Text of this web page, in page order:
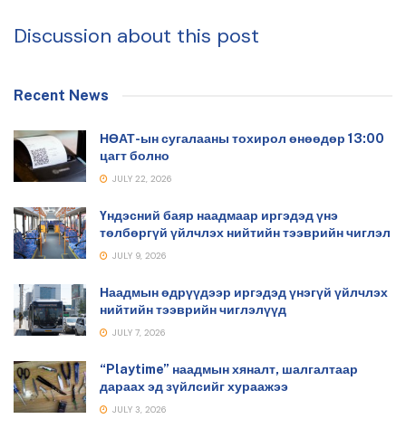
Discussion about this post
Recent News
НӨАТ-ын сугалааны тохирол өнөөдөр 13:00
цагт болно
JULY 22, 2026
Үндэсний баяр наадмаар иргэдэд үнэ
төлбөргүй үйлчлэх нийтийн тээврийн чиглэл
JULY 9, 2026
Наадмын өдрүүдээр иргэдэд үнэгүй үйлчлэх
нийтийн тээврийн чиглэлүүд
JULY 7, 2026
“Playtime” наадмын хяналт, шалгалтаар
дараах эд зүйлсийг хураажээ
JULY 3, 2026